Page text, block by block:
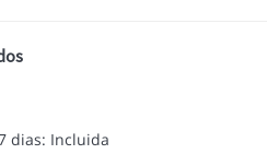
dias: Incluida